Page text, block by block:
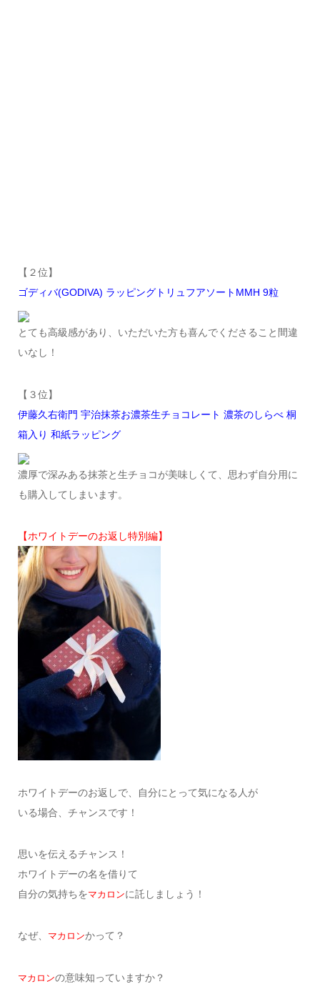
【２位】
ゴディバ(GODIVA) ラッピングトリュフアソートMMH 9粒
とても高級感があり、いただいた方も喜んでくださること間違
いなし！
【３位】
伊藤久右衛門 宇治抹茶お濃茶生チョコレート 濃茶のしらべ 桐
箱入り 和紙ラッピング
濃厚で深みある抹茶と生チョコが美味しくて、思わず自分用に
も購入してしまいます。
【ホワイトデーのお返し特別編】
ホワイトデーのお返しで、自分にとって気になる人が
いる場合、チャンスです！
思いを伝えるチャンス！
ホワイトデーの名を借りて
自分の気持ちをマカロンに託しましょう！
なぜ、 マカロンかって？
マカロンの意味知っていますか？